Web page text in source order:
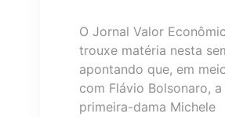
O Jornal Valor
trouxe matéria nesta
apontando que, em
com Flávio Bolsonaro,
primeira-dama Michele